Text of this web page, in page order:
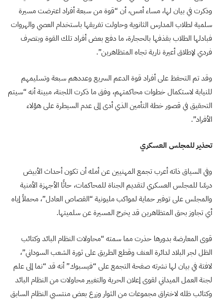
وذكرت في بيان لها، مساء أمس، أن “قوة من سبعة أفراد اعترضت مسيرة
سلمية لطلاب المدارس الثانوية وحاولت تفريقها باستخدام العصي والهروات
فبادلها الطلاب بقذفها بالحجارة، ما دفع بعض أفراد تلك القوة وبتصرف
فردي لإطلاق أعيرة نارية تجاه المتظاهرين”.
وقد تم التحفظ على أفراد قوة الدعم السريع وعددهم سبعة وتسليمهم
للنيابة لاستكمال خطوات محاكمتهم، وفق ما ذكرت اللجنة، مبينة أنه “سيتم
التحقيق في قصور خطة التأمين الذي أدى إلى عدم السيطرة على هؤلاء
الأفراد”.
تحذير للمجلس العسكري
وفي السياق ذاته أعرب تجمع المهنيين عن أمله أن تكون أحداث الأبيض
درسًا للمجلس العسكري لتقديم الجناة للمحاكمات، حاثًا الأجهزة الأمنية
والمجلس على توفير حماية لمواكب مليونية “القصاص العادل”، محملاً إياه
أي تجاوز بحق المتظاهرين قد يخرج المسيرة عن سلميتها.
قوى المعارضة بدورها حذرت مما سمته “محاولات النظام البائد وكتائب
الظل لجر البلاد لدائرة العنف وقطع الطريق على ثورة الشعب السوداني”،
لافتة في بيان لها نشرته صفحة التجمع على “فيسبوك” أنه قد “نما إلى علم
لجنة العمل الميداني لقوى إعلان الحرية والتغيير محاولات من النظام البائد
وكتائب ظله لاختراق مجموعات من الثوار وزرع بعض منتسبي النظام السابق